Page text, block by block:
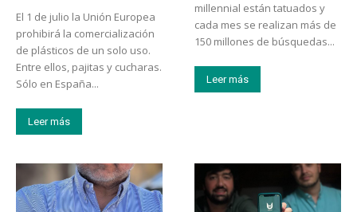
El 1 de julio la Unión Europea
prohibirá la comercialización
de plásticos de un solo uso.
Entre ellos, pajitas y cucharas.
Sólo en España...
Leer más
millennial están tatuados y
cada mes se realizan más de
150 millones de búsquedas...
Leer más